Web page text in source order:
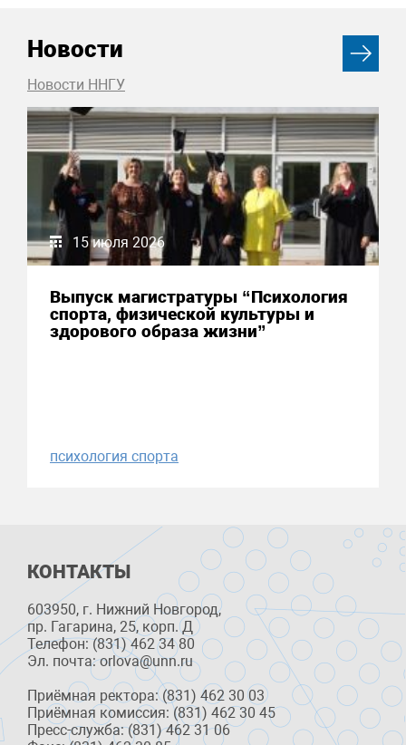
Новости
Новости ННГУ
15 июля 2026
Выпуск магистратуры “Психология
спорта, физической культуры и
здорового образа жизни”
психология спорта
КОНТАКТЫ
603950, г. Нижний Новгород,
пр. Гагарина, 25, корп. Д
Телефон: (831) 462 34 80
Эл. почта: orlova@unn.ru
Приёмная ректора: (831) 462 30 03
Приёмная комиссия: (831) 462 30 45
Пресс-служба: (831) 462 31 06